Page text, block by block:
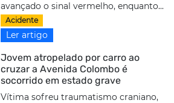
avançado o sinal vermelho, enquanto...
Acidente
Ler artigo
Jovem atropelado por carro ao
cruzar a Avenida Colombo é
socorrido em estado grave
Vítima sofreu traumatismo craniano,